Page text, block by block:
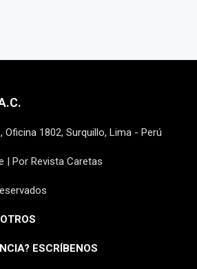
Oficina 1802, Surquillo, Lima - Perú
| Por Revista Caretas
ESCRÍBENOS